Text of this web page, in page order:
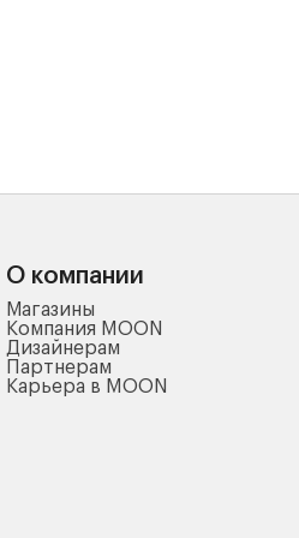
О компании
Магазины
Компания MOON
Дизайнерам
Партнерам
Карьера в MOON